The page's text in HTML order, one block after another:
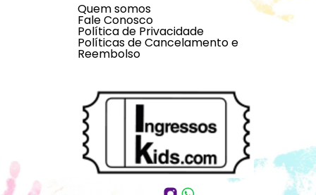
Quem somos
Fale Conosco
Política de Privacidade
Políticas de Cancelamento e
Reembolso